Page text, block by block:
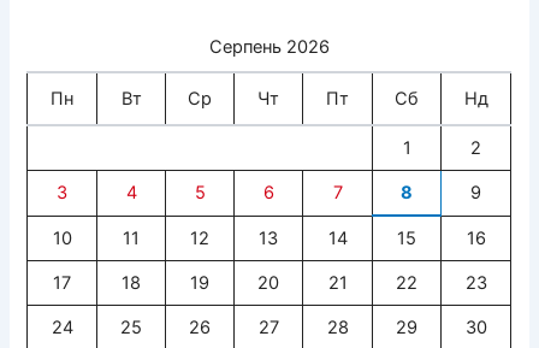
Серпень 2026
Пн Вт Ср Чт Пт Сб Нд
1 2
3 4 5 6 7 8 9
10 11 12 13 14 15 16
17 18 19 20 21 22 23
24 25 26 27 28 29 30